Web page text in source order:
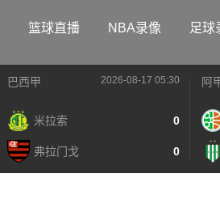
篮球直播 NBA录像 足球
巴西甲 2026-08-17 05:30
米拉索 0
弗拉门戈 0
阿